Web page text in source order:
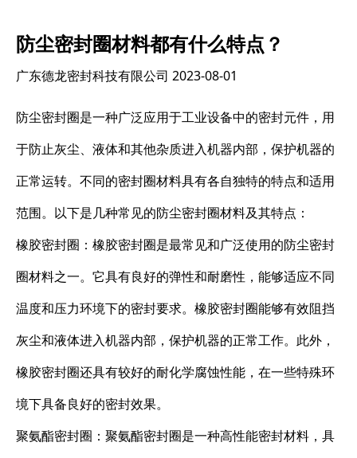
防尘密封圈材料都有什么特点？
广东德龙密封科技有限公司 2023-08-01
防尘密封圈是一种广泛应用于工业设备中的密封元件，用
于防止灰尘、液体和其他杂质进入机器内部，保护机器的
正常运转。不同的密封圈材料具有各自独特的特点和适用
范围。以下是几种常见的防尘密封圈材料及其特点：
橡胶密封圈：橡胶密封圈是最常见和广泛使用的防尘密封
圈材料之一。它具有良好的弹性和耐磨性，能够适应不同
温度和压力环境下的密封要求。橡胶密封圈能够有效阻挡
灰尘和液体进入机器内部，保护机器的正常工作。此外，
橡胶密封圈还具有较好的耐化学腐蚀性能，在一些特殊环
境下具备良好的密封效果。
聚氨酯密封圈：聚氨酯密封圈是一种高性能密封材料，具